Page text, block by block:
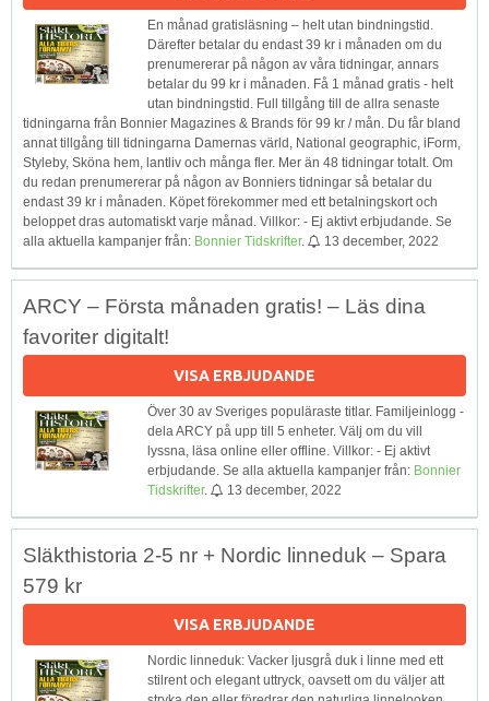
En månad gratisläsning – helt utan bindningstid.
Därefter betalar du endast 39 kr i månaden om du
prenumererar på någon av våra tidningar, annars
betalar du 99 kr i månaden. Få 1 månad gratis - helt
utan bindningstid. Full tillgång till de allra senaste
tidningarna från Bonnier Magazines & Brands för 99 kr / mån. Du får bland
annat tillgång till tidningarna Damernas värld, National geographic, iForm,
Styleby, Sköna hem, lantliv och många fler. Mer än 48 tidningar totalt. Om
du redan prenumererar på någon av Bonniers tidningar så betalar du
endast 39 kr i månaden. Köpet förekommer med ett betalningskort och
beloppet dras automatiskt varje månad. Villkor: - Ej aktivt erbjudande. Se
alla aktuella kampanjer från: Bonnier Tidskrifter. 13 december, 2022
ARCY – Första månaden gratis! – Läs dina
favoriter digitalt!
VISA ERBJUDANDE
Över 30 av Sveriges populäraste titlar. Familjeinlogg -
dela ARCY på upp till 5 enheter. Välj om du vill
lyssna, läsa online eller offline. Villkor: - Ej aktivt
erbjudande. Se alla aktuella kampanjer från: Bonnier
Tidskrifter. 13 december, 2022
Släkthistoria 2-5 nr + Nordic linneduk – Spara
579 kr
VISA ERBJUDANDE
Nordic linneduk: Vacker ljusgrå duk i linne med ett
stilrent och elegant uttryck, oavsett om du väljer att